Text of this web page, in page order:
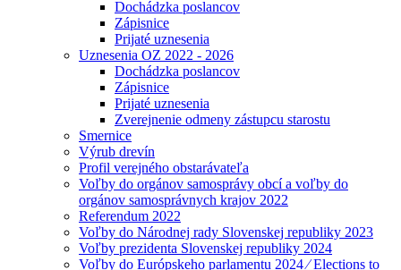
Dochádzka poslancov
Zápisnice
Prijaté uznesenia
Uznesenia OZ 2022 - 2026
Dochádzka poslancov
Zápisnice
Prijaté uznesenia
Zverejnenie odmeny zástupcu starostu
Smernice
Výrub drevín
Profil verejného obstarávateľa
Voľby do orgánov samosprávy obcí a voľby do
orgánov samosprávnych krajov 2022
Referendum 2022
Voľby do Národnej rady Slovenskej republiky 2023
Voľby prezidenta Slovenskej republiky 2024
Voľby do Európskeho parlamentu 2024 ⁄ Elections to